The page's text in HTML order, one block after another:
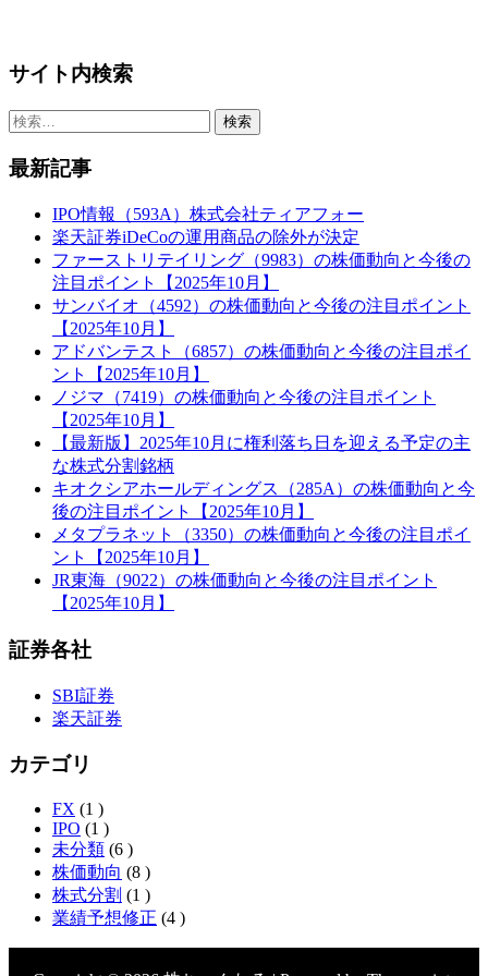
サイト内検索
検
最新記事
IPO情報（593A）株式会社ティアフォー
楽天証券iDeCoの運用商品の除外が決定
ファーストリテイリング（9983）の株価動向と今後の
注目ポイント【2025年10月】
サンバイオ（4592）の株価動向と今後の注目ポイント
【2025年10月】
アドバンテスト（6857）の株価動向と今後の注目ポイ
ント【2025年10月】
ノジマ（7419）の株価動向と今後の注目ポイント
【2025年10月】
【最新版】2025年10月に権利落ち日を迎える予定の主
な株式分割銘柄
キオクシアホールディングス（285A）の株価動向と今
後の注目ポイント【2025年10月】
メタプラネット（3350）の株価動向と今後の注目ポイ
ント【2025年10月】
JR東海（9022）の株価動向と今後の注目ポイント
【2025年10月】
証券各社
SBI証券
楽天証券
カテゴリ
FX (1 )
IPO (1 )
未分類 (6 )
株価動向 (8 )
株式分割 (1 )
業績予想修正 (4 )